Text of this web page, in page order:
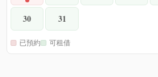
30 31
已預約 可租借